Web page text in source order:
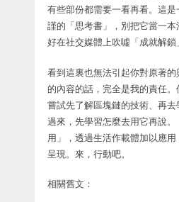
有些部份都需要一看再看。這
謹的「思考書」，別把它當一
好在社交媒體上吹噓「成就解鎖
看到這裏也無法引起你對原著
的內容的話，完全是我的責任
嘗試先了解區塊鏈的技術、再
過來，先學習怎麼去用它再說
用」，透過生活作載體加以應
呈現。來，行動吧。
相關舊文：